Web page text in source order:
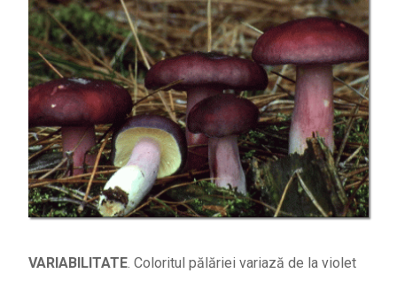
VARIABILITATE. Coloritul pălăriei variază de la violet